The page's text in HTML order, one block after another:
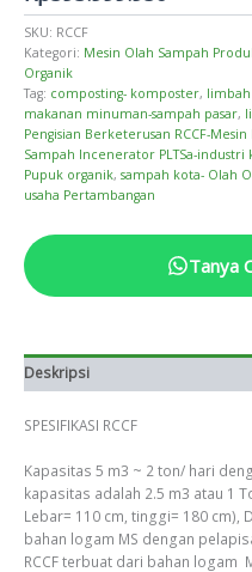
SKU: RCCF
Kategori: Mesin Olah Sampah
Organik
Tag: composting- komposter,
makanan minuman-sampah pasar,
Pengisian Berketerusan RCCF-
Sampah Incenerator PLTSa-industri
Pupuk organik, sampah kota- Olah
usaha Pertambangan
Tanya
Deskripsi
SPESIFIKASI RCCF
Kapasitas 5 m3 ~ 2 ton/ hari
kapasitas adalah 2.5 m3 atau 1
Lebar= 110 cm, tinggi= 180 cm),
bahan logam MS dengan
RCCF terbuat dari bahan logam